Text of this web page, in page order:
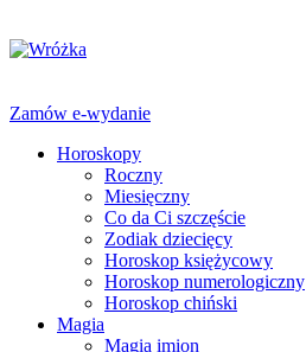
Zamów e-wydanie
Horoskopy
Roczny
Miesięczny
Co da Ci szczęście
Zodiak dziecięcy
Horoskop księżycowy
Horoskop numerologiczny
Horoskop chiński
Magia
Magia imion